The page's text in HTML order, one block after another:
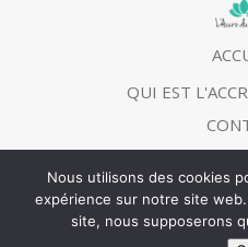
QUI EST
Nous utilisons des cookies
expérience sur notre site
site, nous supposerons